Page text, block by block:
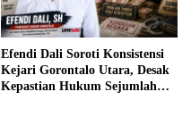
Efendi Dali Soroti Konsistensi
Kejari Gorontalo Utara, Desak
Kepastian Hukum Sejumlah